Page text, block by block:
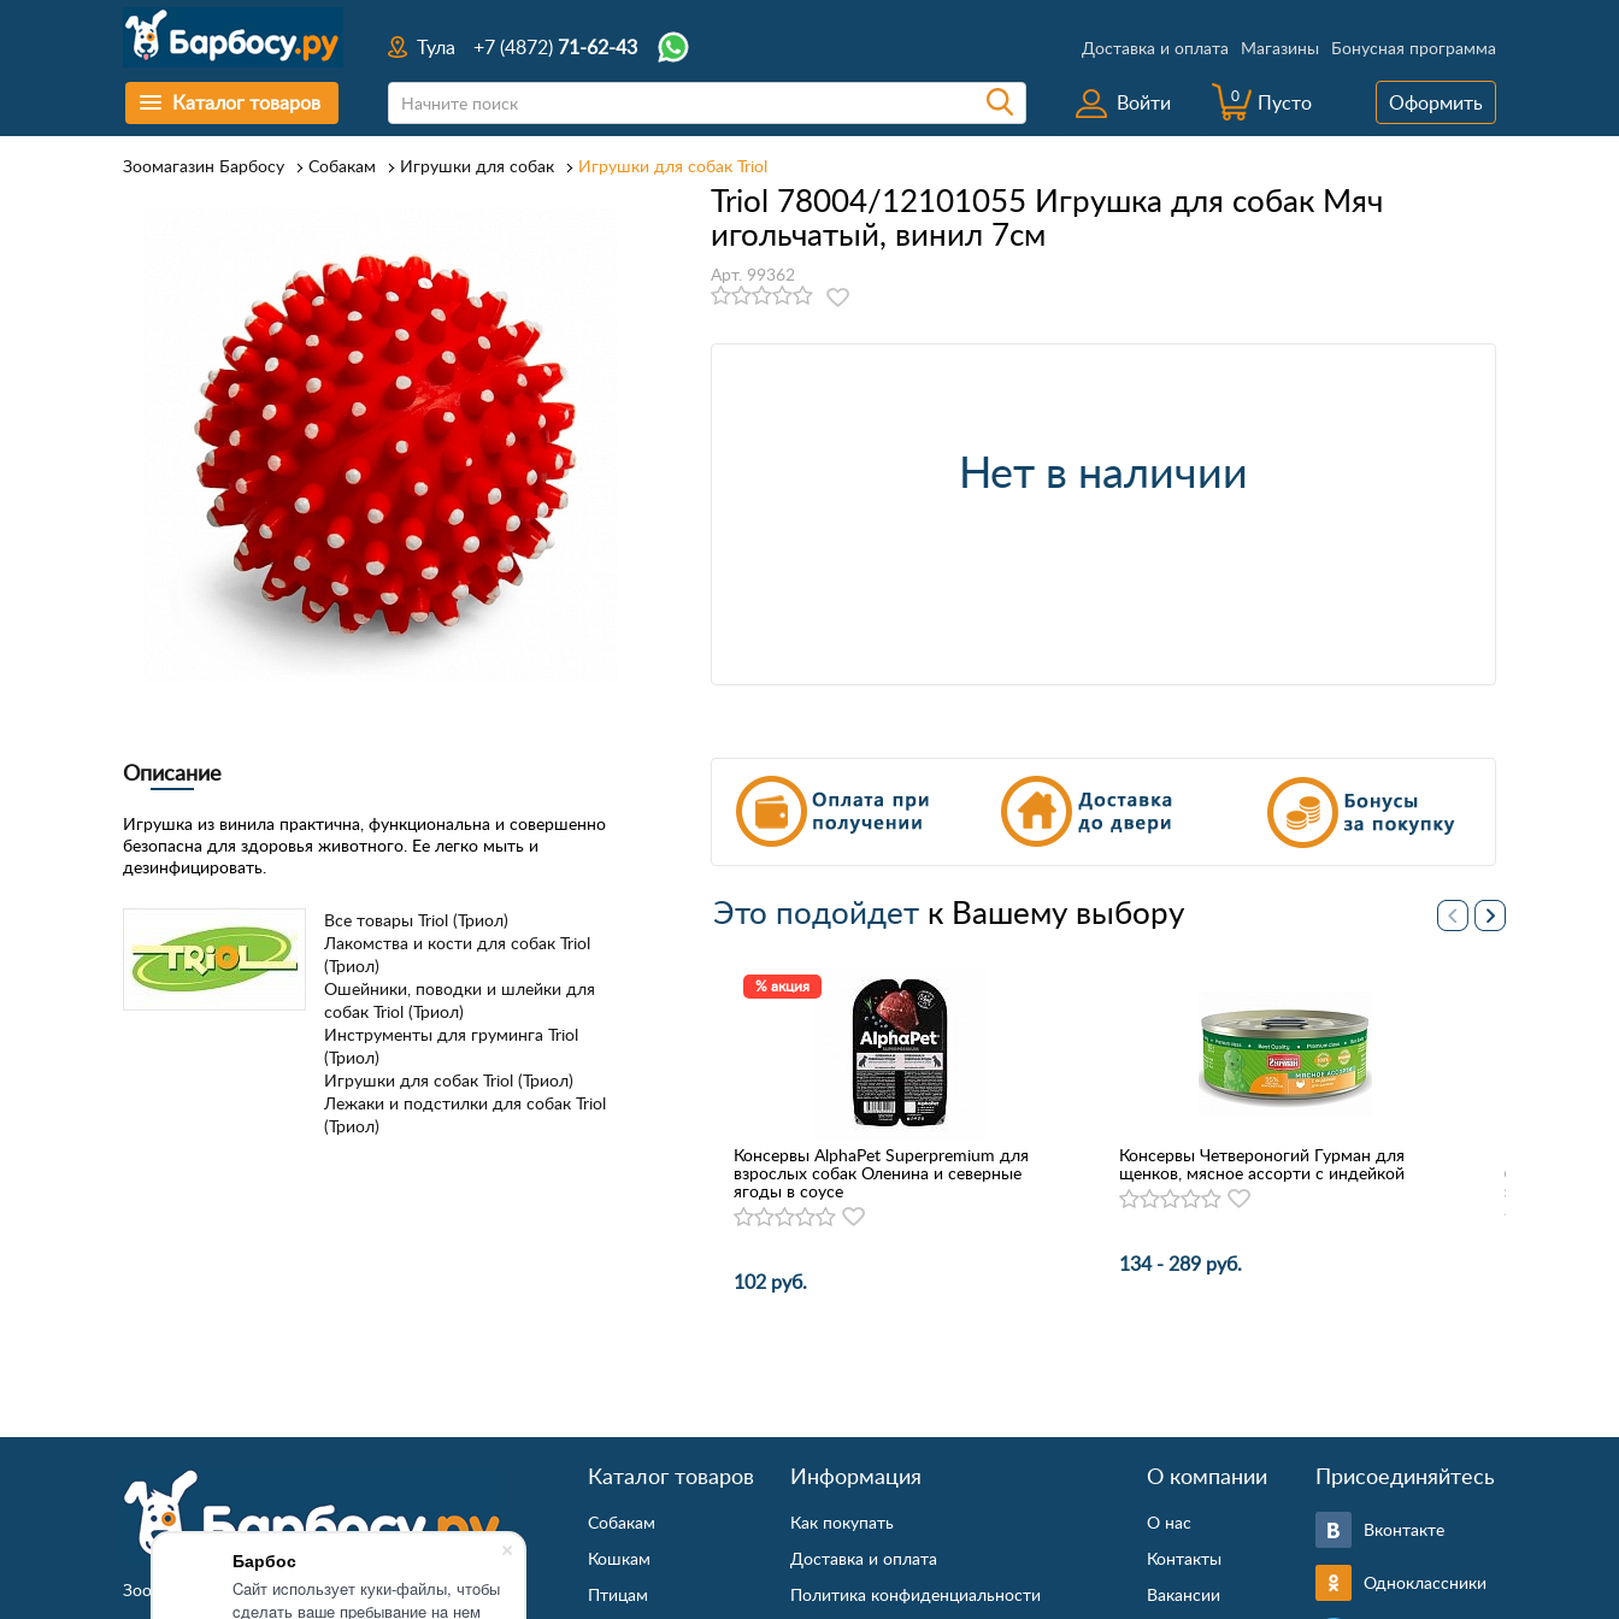
Барбос
Caйт иcпoльзуeт куки-фaйлы, чтoбы
cдeлaть вaшe пpeбывaниe нa нeм
Тула +7 (4872) 71-62-43 Доставка и оплата Магазины Бонусная программа
Каталог товаров Войти 0 Пусто Оформить
Зоомагазин Барбосу Собакам Игрушки для собак Игрушки для собак Triol
Triol 78004/12101055 Игрушка для собак Мяч
игольчатый, винил 7см
Арт. 99362
Нет в наличии
Описание
Игрушка из винила практична, функциональна и совершенно
безопасна для здоровья животного. Ее легко мыть и
дезинфицировать.
Все товары Triol (Триол)
Лакомства и кости для собак Triol
(Триол)
Ошейники, поводки и шлейки для
собак Triol (Триол)
Инструменты для груминга Triol
(Триол)
Игрушки для собак Triol (Триол)
Лежаки и подстилки для собак Triol
(Триол)
Это подойдетк Вашему выбору
% акция
Консервы AlphaPet Superpremium для
взрослых собак Оленина и северные
ягоды в соусе
102 руб.
Консервы Четвероногий Гурман для
щенков, мясное ассорти с индейкой
134 - 289 руб.
(40-55 см)
застежкой
Зоомагазин Барбосу.ру - товары для животных
Каталог товаров
Собакам
Кошкам
Птицам
Информация
Как покупать
Доставка и оплата
Политика конфиденциальности
О компании
О нас
Контакты
Вакансии
Присоединяйтесь
Вконтакте
Одноклассники